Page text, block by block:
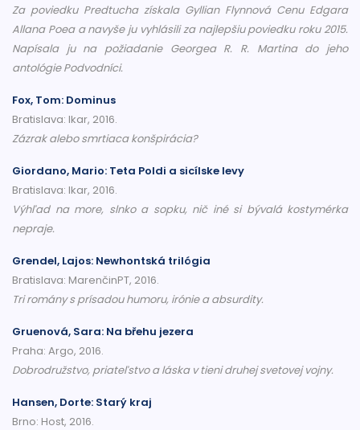
Za poviedku Predtucha získala Gyllian Flynnová Cenu Edgara
Allana Poea a navyše ju vyhlásili za najlepšiu poviedku roku 2015.
Napísala ju na požiadanie Georgea R. R. Martina do jeho
antológie Podvodníci.
Fox, Tom: Dominus
Bratislava: Ikar, 2016.
Zázrak alebo smrtiaca konšpirácia?
Giordano, Mario: Teta Poldi a sicílske levy
Bratislava: Ikar, 2016.
Výhľad na more, slnko a sopku, nič iné si bývalá kostymérka
nepraje.
Grendel, Lajos: Newhontská trilógia
Bratislava: MarenčinPT, 2016.
Tri romány s prísadou humoru, irónie a absurdity.
Gruenová, Sara: Na břehu jezera
Praha: Argo, 2016.
Dobrodružstvo, priateľstvo a láska v tieni druhej svetovej vojny.
Hansen, Dorte: Starý kraj
Brno: Host, 2016.